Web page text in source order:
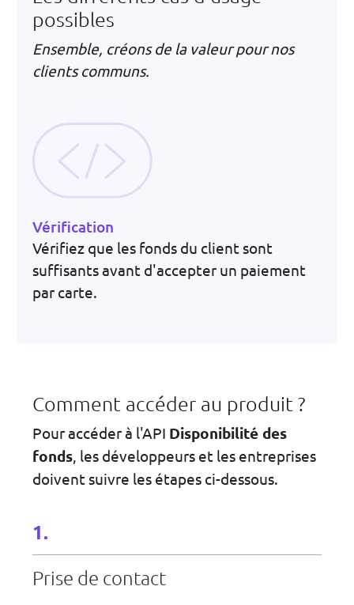
possibles
Ensemble, créons de la valeur pour nos
clients communs.
Vérification
Vérifiez que les fonds du client sont
suffisants avant d'accepter un paiement
par carte.
Comment accéder au produit ?
Pour accéder à l'API Disponibilité des
fonds, les développeurs et les entreprises
doivent suivre les étapes ci-dessous.
Prise de contact